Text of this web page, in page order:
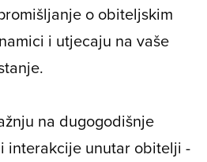
o obiteljskim
i utjecaju na vaše
na dugogodišnje
interakcije unutar obitelji -